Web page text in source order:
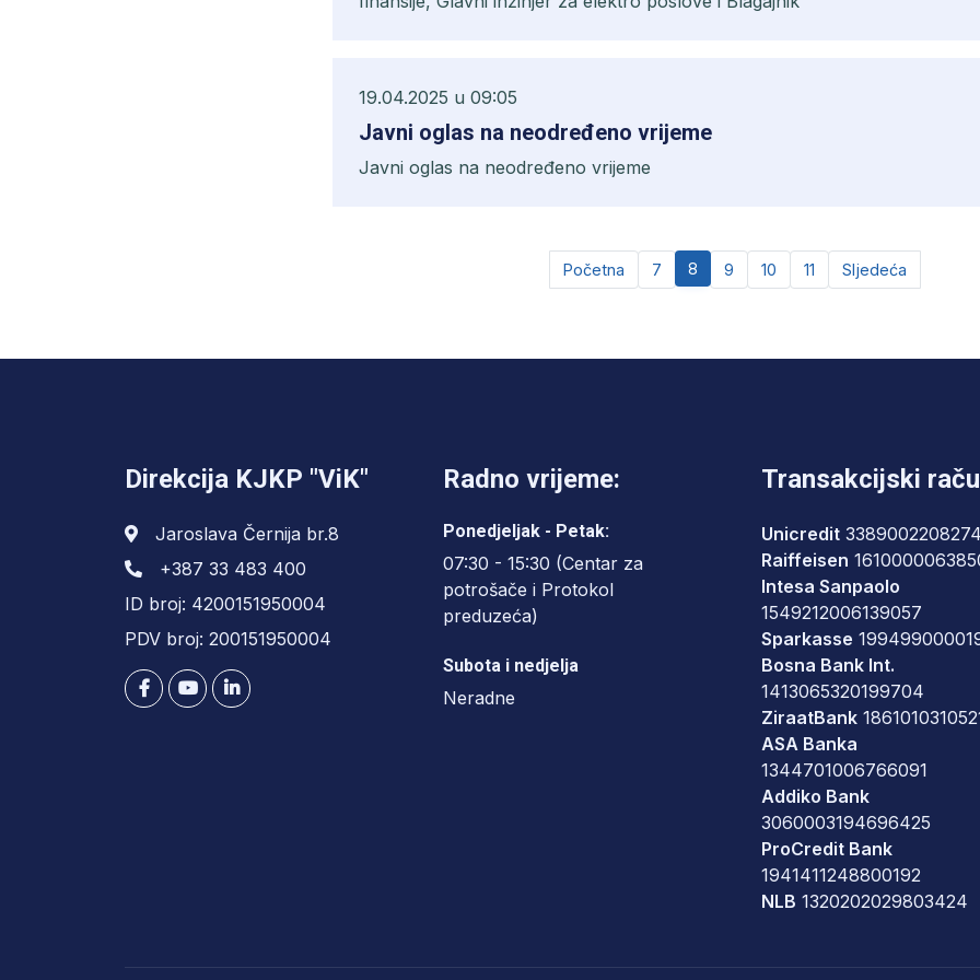
19.04.2025 u 09:05
Javni oglas na neodređeno vrijeme
Javni oglas na neodređeno vrijeme
Početna 7 8 9 10 11 Sljedeća
Direkcija KJKP "ViK"
Jaroslava Černija br.8
+387 33 483 400
ID broj: 4200151950004
PDV broj: 200151950004
Radno vrijeme:
Ponedjeljak - Petak:
07:30 - 15:30 (Centar za
potrošače i Protokol
preduzeća)
Subota i nedjelja
Neradne
Transakcijski
Unicredit
Raiffeisen
Intesa Sanpaolo
1549212006139057
Sparkasse
Bosna Bank Int.
1413065320199704
ZiraatBank
ASA Banka
1344701006766091
Addiko Bank
3060003194696425
ProCredit Bank
1941411248800192
NLB 1320202029803424